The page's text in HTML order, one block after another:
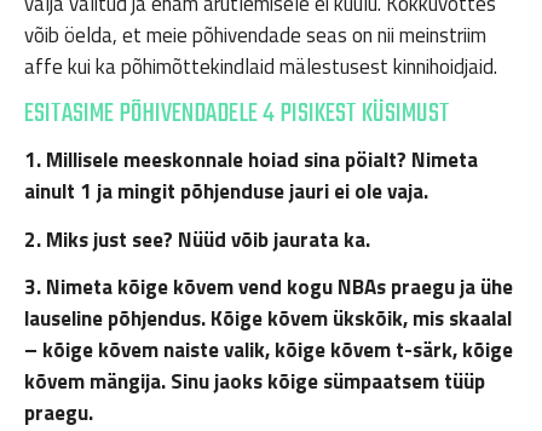
võib öelda, et meie põhivendade seas on nii meinstriim
affe kui ka põhimõttekindlaid mälestusest kinnihoidjaid.
ESITASIME PÕHIVENDADELE 4 PISIKEST KÜSIMUST
1. Millisele meeskonnale hoiad sina pöialt? Nimeta
ainult 1 ja mingit põhjenduse jauri ei ole vaja.
2. Miks just see? Nüüd võib jaurata ka.
3. Nimeta kõige kõvem vend kogu NBAs praegu ja ühe
lauseline põhjendus. Kõige kõvem ükskõik, mis skaalal
– kõige kõvem naiste valik, kõige kõvem t-särk, kõige
kõvem mängija. Sinu jaoks kõige sümpaatsem tüüp
praegu.